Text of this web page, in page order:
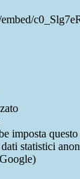
imposta
statistici